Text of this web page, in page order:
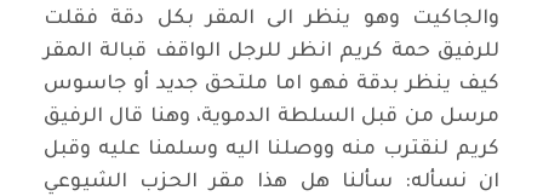
والجاكيت وهو ينظر الى المقر بكل دقة فقلت
للرفيق حمة كريم انظر للرجل الواقف قبالة المقر
كيف ينظر بدقة فهو اما ملتحق جديد أو جاسوس
مرسل من قبل السلطة الدموية، وهنا قال الرفيق
كريم لنقترب منه ووصلنا اليه وسلمنا عليه وقبل
ان نسأله: سألنا هل هذا مقر الحزب الشيوعي